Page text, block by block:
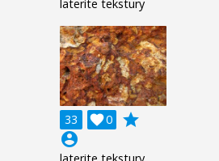
laterite tekstury
33 0

grade
account_circle